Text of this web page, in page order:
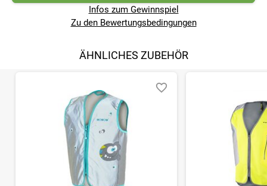
Infos zum Gewinnspiel
Zu den Bewertungsbedingungen
ÄHNLICHES ZUBEHÖR